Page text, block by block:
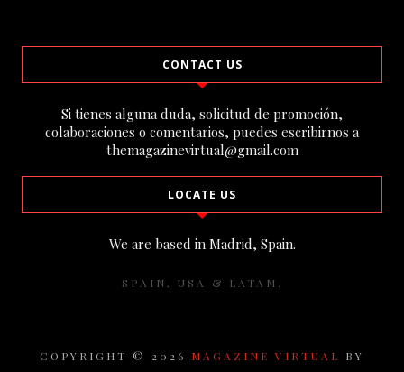
CONTACT US
Si tienes alguna duda, solicitud de promoción,
colaboraciones o comentarios, puedes escribirnos a
themagazinevirtual@gmail.com
LOCATE US
We are based in Madrid, Spain.
SPAIN, USA & LATAM.
COPYRIGHT © 2026 MAGAZINE VIRTUAL BY